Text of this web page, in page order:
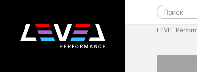
LEVEL